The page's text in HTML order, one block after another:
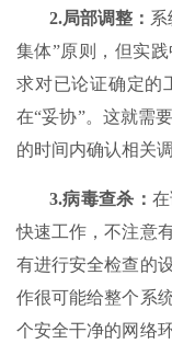
2.局部调整 ： 系
集体”原则，但实
求对已论证确定的
在“妥协”。这就需
的时间内确认相关
3.病毒查杀 ：
快速工作，不注意
有进行安全检查的
作很可能给整个系
个安全干净的网络